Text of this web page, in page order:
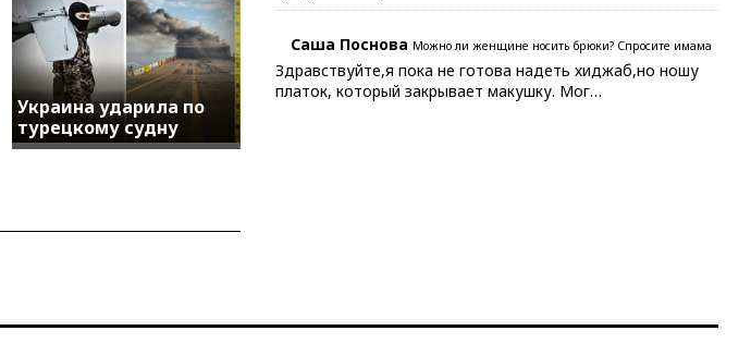
Украина ударила по
турецкому судну
Саша Поснова Можно ли женщине носить брюки? Спросите имама
Здравствуйте,я пока не готова надеть хиджаб,но ношу
платок, который закрывает макушку. Мог…